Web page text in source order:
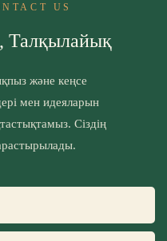
US
Талқылайық
және кеңсе
мен идеяларын
Сіздің